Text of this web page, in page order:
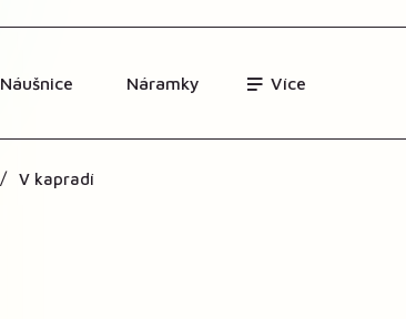
Náušnice Náramky Více
V kapradí